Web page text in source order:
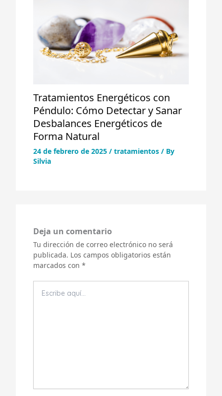
Tratamientos Energéticos con
Péndulo: Cómo Detectar y Sanar
Desbalances Energéticos de
Forma Natural
24 de febrero de 2025 / tratamientos / By
Silvia
Deja un comentario
Tu dirección de correo electrónico no será
publicada. Los campos obligatorios están
marcados con *
aquí...